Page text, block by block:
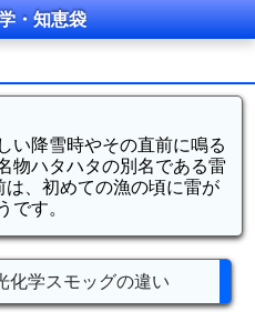
・知恵袋
い降雪時やその直前に鳴る
物ハタハタの別名である雷
、初めての漁の頃に雷が
です。
化学スモッグの違い